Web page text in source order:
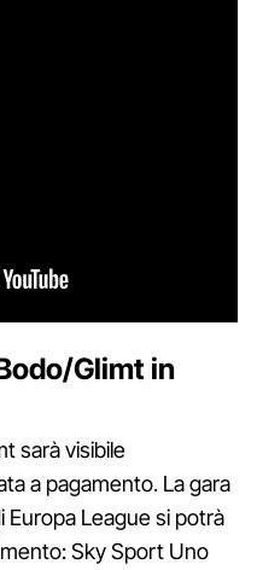
Glimt in
sarà visibile
a pagamento. La gara
Europa League si potrà
Sky Sport Uno